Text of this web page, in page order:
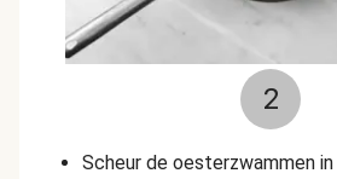
2
Scheur de oesterzwammen in